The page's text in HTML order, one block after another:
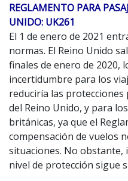
REGLAMENTO PARA
UNIDO: UK261
El 1 de enero de 2021
normas. El Reino Unido
finales de enero de 2020,
incertidumbre para los
reduciría las
del Reino Unido, y para
británicas, ya que el
compensación de vuelos
situaciones. No obstante,
nivel de protección sigue